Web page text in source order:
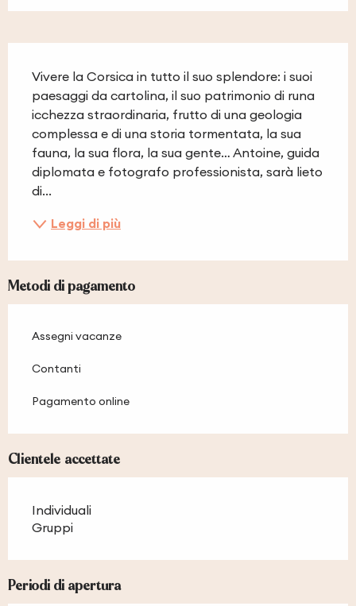
Vivere la Corsica in tutto il suo splendore: i suoi
paesaggi da cartolina, il suo patrimonio di runa
icchezza straordinaria, frutto di una geologia
complessa e di una storia tormentata, la sua
fauna, la sua flora, la sua gente… Antoine, guida
diplomata e fotografo professionista, sarà lieto
di...
Leggi di più
Metodi di pagamento
Assegni vacanze
Contanti
Pagamento online
Clientele accettate
Individuali
Gruppi
Periodi di apertura